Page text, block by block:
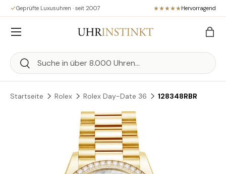
Direkt zum Inhalt
Geprüfte Luxusuhren · seit 2007 Hervorragend
Suchen
Suchen
Menü
Startseite Rolex Rolex Day-Date 36 128348RBR
Zu Produktinformationen springen